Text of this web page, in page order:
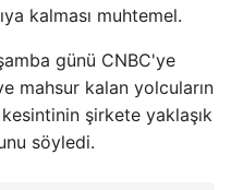
kalması muhtemel.
günü CNBC'ye
mahsur kalan yolcuların
kesintinin şirkete yaklaşık
söyledi.